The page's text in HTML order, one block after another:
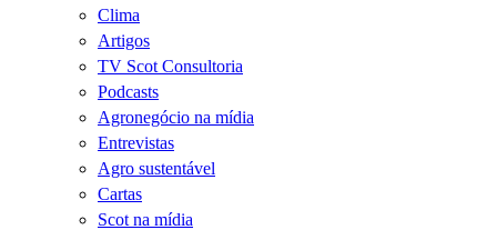
Clima
Artigos
TV Scot Consultoria
Podcasts
Agronegócio na mídia
Entrevistas
Agro sustentável
Cartas
Scot na mídia